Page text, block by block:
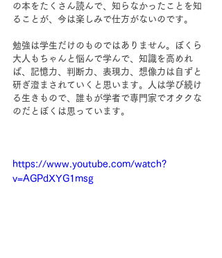
の本をたくさん読んで、知らなかったことを知
ることが、今は楽しみで仕方がないのです。
勉強は学生だけのものではありません。ぼくら
大人もちゃんと悩んで学んで、知識を高めれ
ば、記憶力、判断力、表現力、想像力は自ずと
研ぎ澄まされていくと思います。人は学び続け
る生きもので、誰もが学者で専門家でオタクな
のだとぼくは思っています。
https://www.youtube.com/watch?
v=AGPdXYG1msg